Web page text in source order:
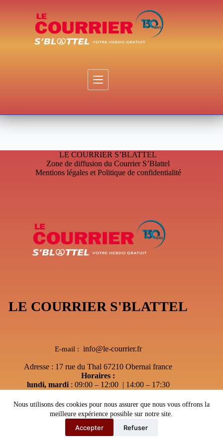
Nous utilisons des cookies pour nous assurer que nous vous offrons la
meilleure expérience possible sur notre site.
Accepter Refuser
LE COURRIER S’BLATTEL
Zone de diffusion du Courrier S’Blattel
Mentions légales et Politique de confidentialité
LE COURRIER S'BLATTEL
E-mail : info@le-courrier.fr
Adresse : 17 rue du Thal 67210 Obernai france
Horaires :
lundi, mardi: 09:00 – 12:00 | 14:00 – 17:30
jeudi: Après-midi sur RDV Uniquement
vendredi :sur RDV Uniquement
Copyright © 2026 - Le courrier S'Blattel